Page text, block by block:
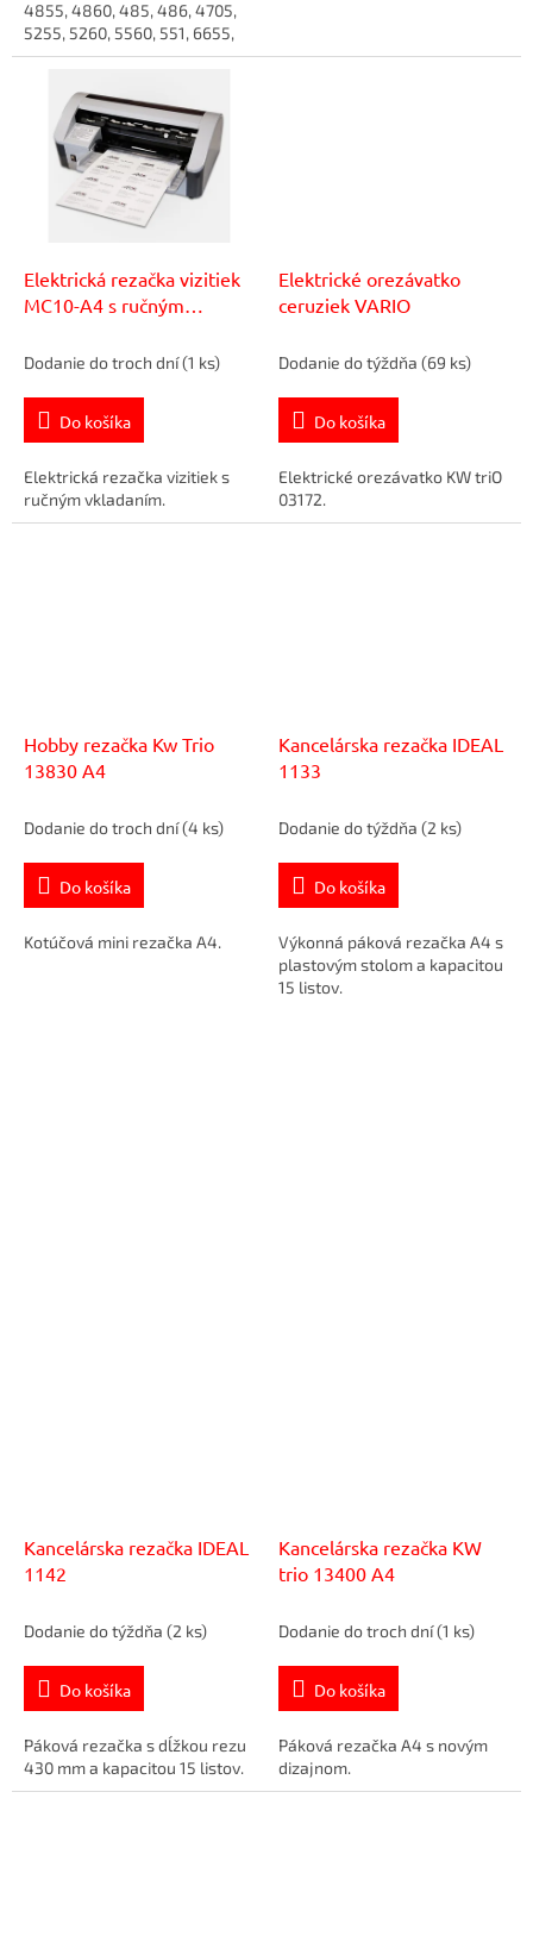
4855, 4860, 485, 486, 4705,
5255, 5260, 5560, 551, 6655,
6660, 6550, 7260, 7228, 721.
Elektrická rezačka vizitiek
MC10-A4 s ručným
Dodanie do troch dní(1 ks)
Do košíka
Elektrická rezačka vizitiek s
ručným vkladaním.
Elektrické orezávatko
ceruziek VARIO
Dodanie do týždňa (69 ks)
Do košíka
Elektrické orezávatko KW triO
03172.
Hobby rezačka Kw Trio
13830 A4
Dodanie do troch dní(4 ks)
Do košíka
Kotúčová mini rezačka A4.
Kancelárska rezačka IDEAL
1133
Dodanie do týždňa (2 ks)
Do košíka
Výkonná páková rezačka A4 s
plastovým stolom a kapacitou
15 listov.
Kancelárska rezačka IDEAL
1142
Dodanie do týždňa (2 ks)
Do košíka
Páková rezačka s dĺžkou rezu
430 mm a kapacitou 15 listov.
Kancelárska rezačka KW
trio 13400 A4
Dodanie do troch dní(1 ks)
Do košíka
Páková rezačka A4 s novým
dizajnom.